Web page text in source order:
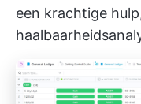
een krachtige